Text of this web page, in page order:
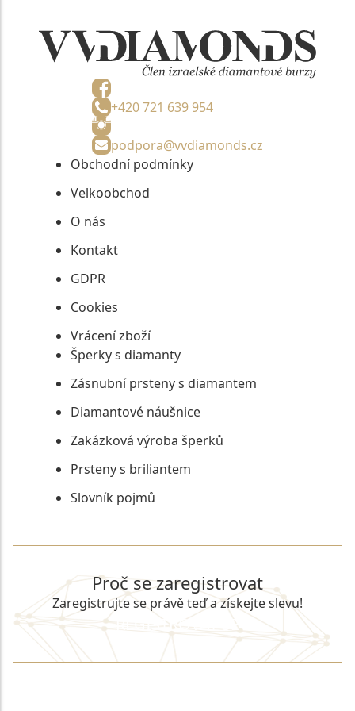
+420 721 639 954
podpora@vvdiamonds.cz
Obchodní podmínky
Velkoobchod
O nás
Kontakt
GDPR
Cookies
Vrácení zboží
Šperky s diamanty
Zásnubní prsteny s diamantem
Diamantové náušnice
Zakázková výroba šperků
Prsteny s briliantem
Slovník pojmů
Proč se zaregistrovat
Zaregistrujte se právě teď a získejte slevu!
REGISTROVAT SE